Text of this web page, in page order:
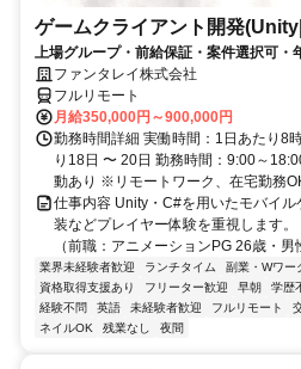
ゲームクライアント開発
上場グループ・前給保証・案件選択可・
ファンタレイ株式会社
フルリモート
月給350,000円～900,000円
勤務時間詳細 実働時間：1日あたり8
り18日 〜 20日 勤務時間：9:00～
動あり ※リモートワーク、在宅勤務
仕事内容 Unity・C#を用いたモバイ
装などプレイヤー体験を重視します
（前職：アニメーションPG 26歳・
業界未経験者歓迎 ランチタイム 副業・Wワー
資格取得支援あり
フリーター歓迎 早朝 学歴
経験不問
英語 未経験者歓迎 フルリモート
ネイルOK
残業なし 夜間